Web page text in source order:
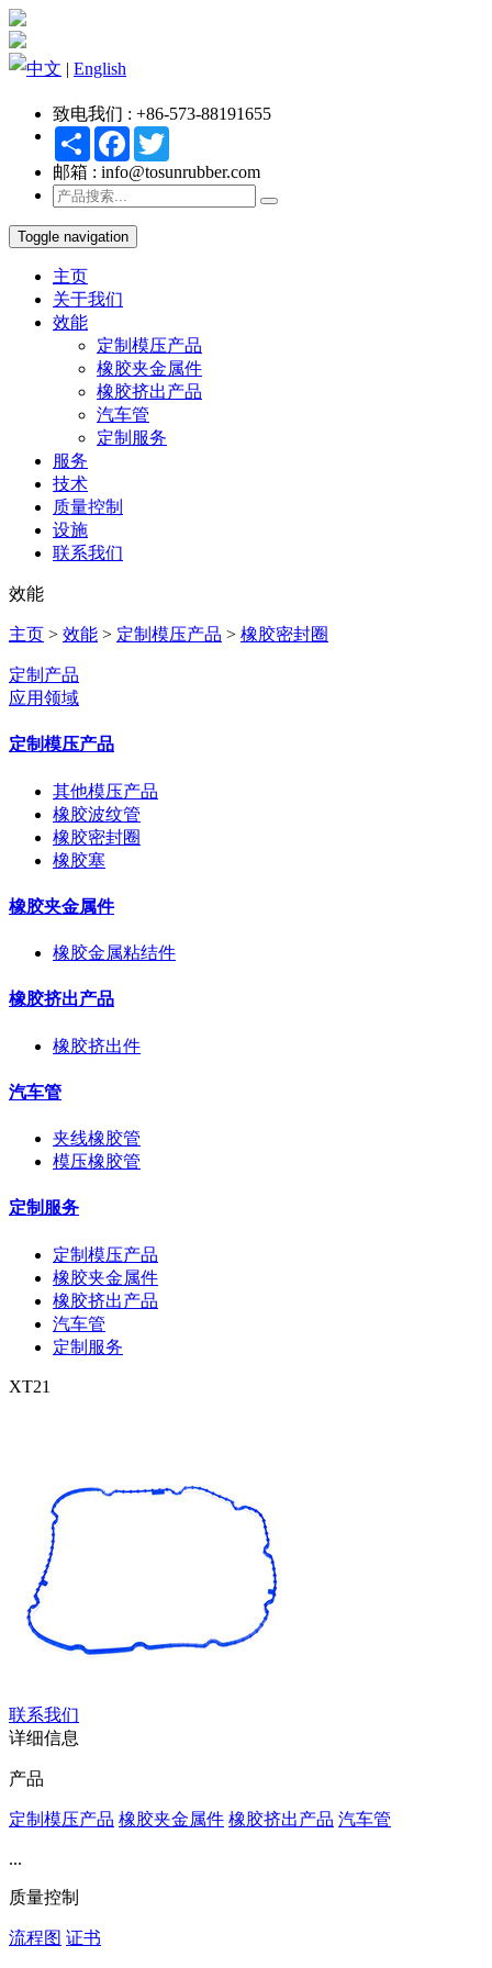
中文 | English
致电我们 : +86-573-88191655
Share Facebook
邮箱 : info@tosunrubber.com
Toggle navigation
主页
关于我们
效能
定制模压产品
橡胶夹金属件
橡胶挤出产品
汽车管
定制服务
服务
技术
质量控制
设施
联系我们
效能
主页 > 效能 > 定制模压产品 > 橡胶密封圈
定制产品
应用领域
定制模压产品
其他模压产品
橡胶波纹管
橡胶密封圈
橡胶塞
橡胶夹金属件
橡胶金属粘结件
橡胶挤出产品
橡胶挤出件
汽车管
夹线橡胶管
模压橡胶管
定制服务
定制模压产品
橡胶夹金属件
橡胶挤出产品
汽车管
定制服务
XT21
联系我们
详细信息
产品
定制模压产品 橡胶夹金属件 橡胶挤出产品 汽车管
...
质量控制
流程图 证书